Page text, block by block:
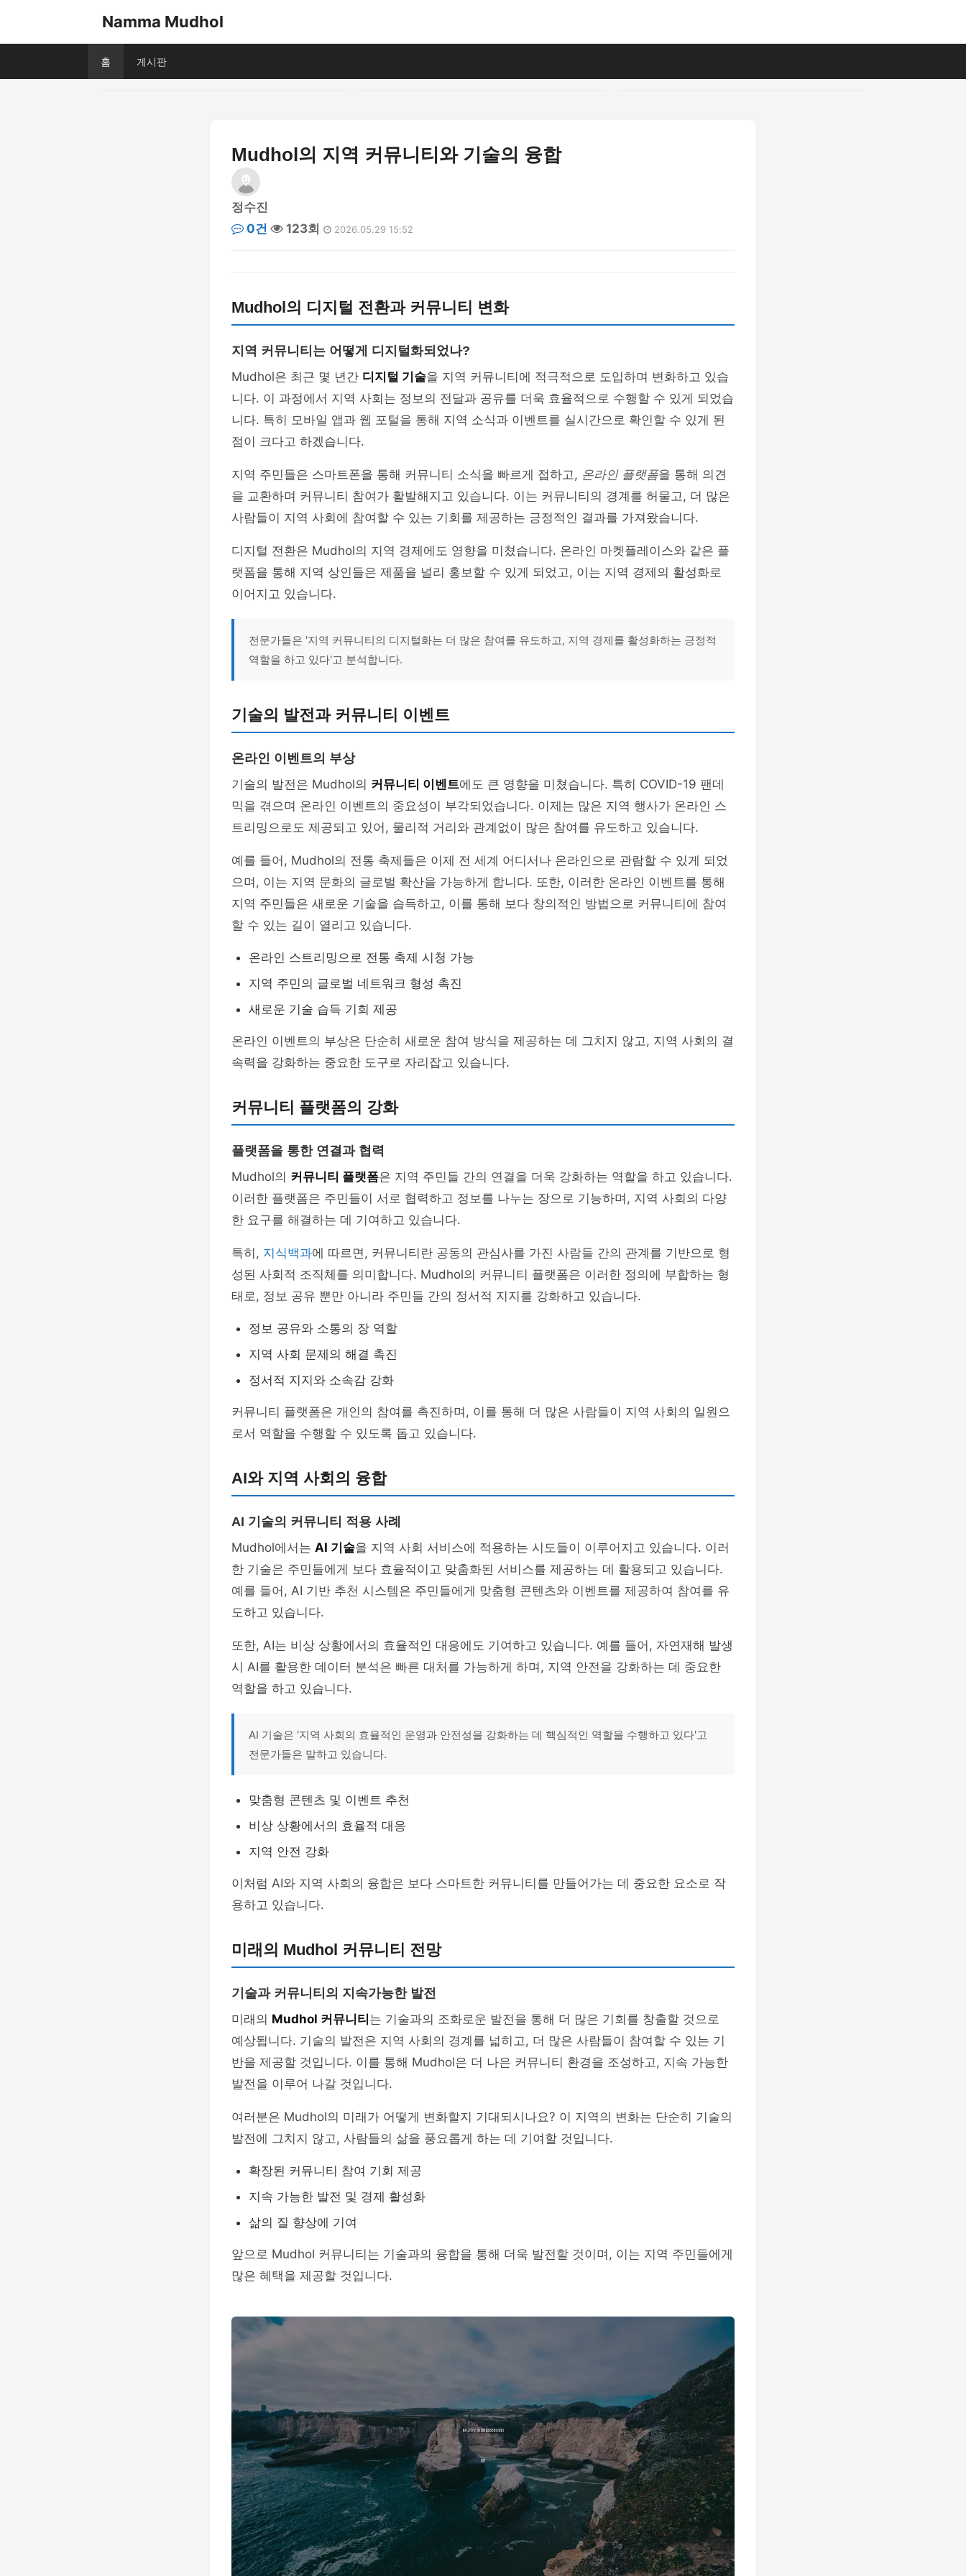
Namma Mudhol
홈 게시판
Mudhol의 지역 커뮤니티와 기술의 융합
정수진
0건
123회 2026.05.29 15:52
Mudhol의 디지털 전환과 커뮤니티 변화
지역 커뮤니티는 어떻게 디지털화되었나?
Mudhol은 최근 몇 년간 디지털 기술을 지역 커뮤니티에 적극적으로 도입하며 변화하고 있습
니다. 이 과정에서 지역 사회는 정보의 전달과 공유를 더욱 효율적으로 수행할 수 있게 되었습
니다. 특히 모바일 앱과 웹 포털을 통해 지역 소식과 이벤트를 실시간으로 확인할 수 있게 된
점이 크다고 하겠습니다.
지역 주민들은 스마트폰을 통해 커뮤니티 소식을 빠르게 접하고, 온라인 플랫폼을 통해 의견
을 교환하며 커뮤니티 참여가 활발해지고 있습니다. 이는 커뮤니티의 경계를 허물고, 더 많은
사람들이 지역 사회에 참여할 수 있는 기회를 제공하는 긍정적인 결과를 가져왔습니다.
디지털 전환은 Mudhol의 지역 경제에도 영향을 미쳤습니다. 온라인 마켓플레이스와 같은 플
랫폼을 통해 지역 상인들은 제품을 널리 홍보할 수 있게 되었고, 이는 지역 경제의 활성화로
이어지고 있습니다.
전문가들은 '지역 커뮤니티의 디지털화는 더 많은 참여를 유도하고, 지역 경제를 활성화하는 긍정적
역할을 하고 있다'고 분석합니다.
기술의 발전과 커뮤니티 이벤트
온라인 이벤트의 부상
기술의 발전은 Mudhol의 커뮤니티 이벤트에도 큰 영향을 미쳤습니다. 특히 COVID-19 팬데
믹을 겪으며 온라인 이벤트의 중요성이 부각되었습니다. 이제는 많은 지역 행사가 온라인 스
트리밍으로도 제공되고 있어, 물리적 거리와 관계없이 많은 참여를 유도하고 있습니다.
예를 들어, Mudhol의 전통 축제들은 이제 전 세계 어디서나 온라인으로 관람할 수 있게 되었
으며, 이는 지역 문화의 글로벌 확산을 가능하게 합니다. 또한, 이러한 온라인 이벤트를 통해
지역 주민들은 새로운 기술을 습득하고, 이를 통해 보다 창의적인 방법으로 커뮤니티에 참여
할 수 있는 길이 열리고 있습니다.
온라인 스트리밍으로 전통 축제 시청 가능
지역 주민의 글로벌 네트워크 형성 촉진
새로운 기술 습득 기회 제공
온라인 이벤트의 부상은 단순히 새로운 참여 방식을 제공하는 데 그치지 않고, 지역 사회의 결
속력을 강화하는 중요한 도구로 자리잡고 있습니다.
커뮤니티 플랫폼의 강화
플랫폼을 통한 연결과 협력
Mudhol의 커뮤니티 플랫폼은 지역 주민들 간의 연결을 더욱 강화하는 역할을 하고 있습니다.
이러한 플랫폼은 주민들이 서로 협력하고 정보를 나누는 장으로 기능하며, 지역 사회의 다양
한 요구를 해결하는 데 기여하고 있습니다.
특히, 지식백과에 따르면, 커뮤니티란 공동의 관심사를 가진 사람들 간의 관계를 기반으로 형
성된 사회적 조직체를 의미합니다. Mudhol의 커뮤니티 플랫폼은 이러한 정의에 부합하는 형
태로, 정보 공유 뿐만 아니라 주민들 간의 정서적 지지를 강화하고 있습니다.
정보 공유와 소통의 장 역할
지역 사회 문제의 해결 촉진
정서적 지지와 소속감 강화
커뮤니티 플랫폼은 개인의 참여를 촉진하며, 이를 통해 더 많은 사람들이 지역 사회의 일원으
로서 역할을 수행할 수 있도록 돕고 있습니다.
AI와 지역 사회의 융합
AI 기술의 커뮤니티 적용 사례
Mudhol에서는 AI 기술을 지역 사회 서비스에 적용하는 시도들이 이루어지고 있습니다. 이러
한 기술은 주민들에게 보다 효율적이고 맞춤화된 서비스를 제공하는 데 활용되고 있습니다.
예를 들어, AI 기반 추천 시스템은 주민들에게 맞춤형 콘텐츠와 이벤트를 제공하여 참여를 유
도하고 있습니다.
또한, AI는 비상 상황에서의 효율적인 대응에도 기여하고 있습니다. 예를 들어, 자연재해 발생
시 AI를 활용한 데이터 분석은 빠른 대처를 가능하게 하며, 지역 안전을 강화하는 데 중요한
역할을 하고 있습니다.
AI 기술은 '지역 사회의 효율적인 운영과 안전성을 강화하는 데 핵심적인 역할을 수행하고 있다'고
전문가들은 말하고 있습니다.
맞춤형 콘텐츠 및 이벤트 추천
비상 상황에서의 효율적 대응
지역 안전 강화
이처럼 AI와 지역 사회의 융합은 보다 스마트한 커뮤니티를 만들어가는 데 중요한 요소로 작
용하고 있습니다.
미래의 Mudhol 커뮤니티 전망
기술과 커뮤니티의 지속가능한 발전
미래의 Mudhol 커뮤니티 는 기술과의 조화로운 발전을 통해 더 많은 기회를 창출할 것으로
예상됩니다. 기술의 발전은 지역 사회의 경계를 넓히고, 더 많은 사람들이 참여할 수 있는 기
반을 제공할 것입니다. 이를 통해 Mudhol은 더 나은 커뮤니티 환경을 조성하고, 지속 가능한
발전을 이루어 나갈 것입니다.
여러분은 Mudhol의 미래가 어떻게 변화할지 기대되시나요? 이 지역의 변화는 단순히 기술의
발전에 그치지 않고, 사람들의 삶을 풍요롭게 하는 데 기여할 것입니다.
확장된 커뮤니티 참여 기회 제공
지속 가능한 발전 및 경제 활성화
삶의 질 향상에 기여
앞으로 Mudhol 커뮤니티는 기술과의 융합을 통해 더욱 발전할 것이며, 이는 지역 주민들에게
많은 혜택을 제공할 것입니다.